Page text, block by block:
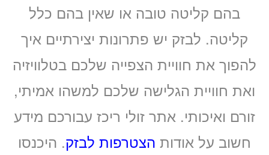
בהם קליטה טובה או שאין בהם כלל
קליטה. לבזק יש פתרונות יצירתיים איך
להפוך את חוויית הצפייה שלכם בטלוויזיה
ואת חוויית הגלישה שלכם למשהו אמיתי,
זורם ואיכותי. אתר זולי ריכז עבורכם מידע
חשוב על אודות הצטרפות לבזק. היכנסו